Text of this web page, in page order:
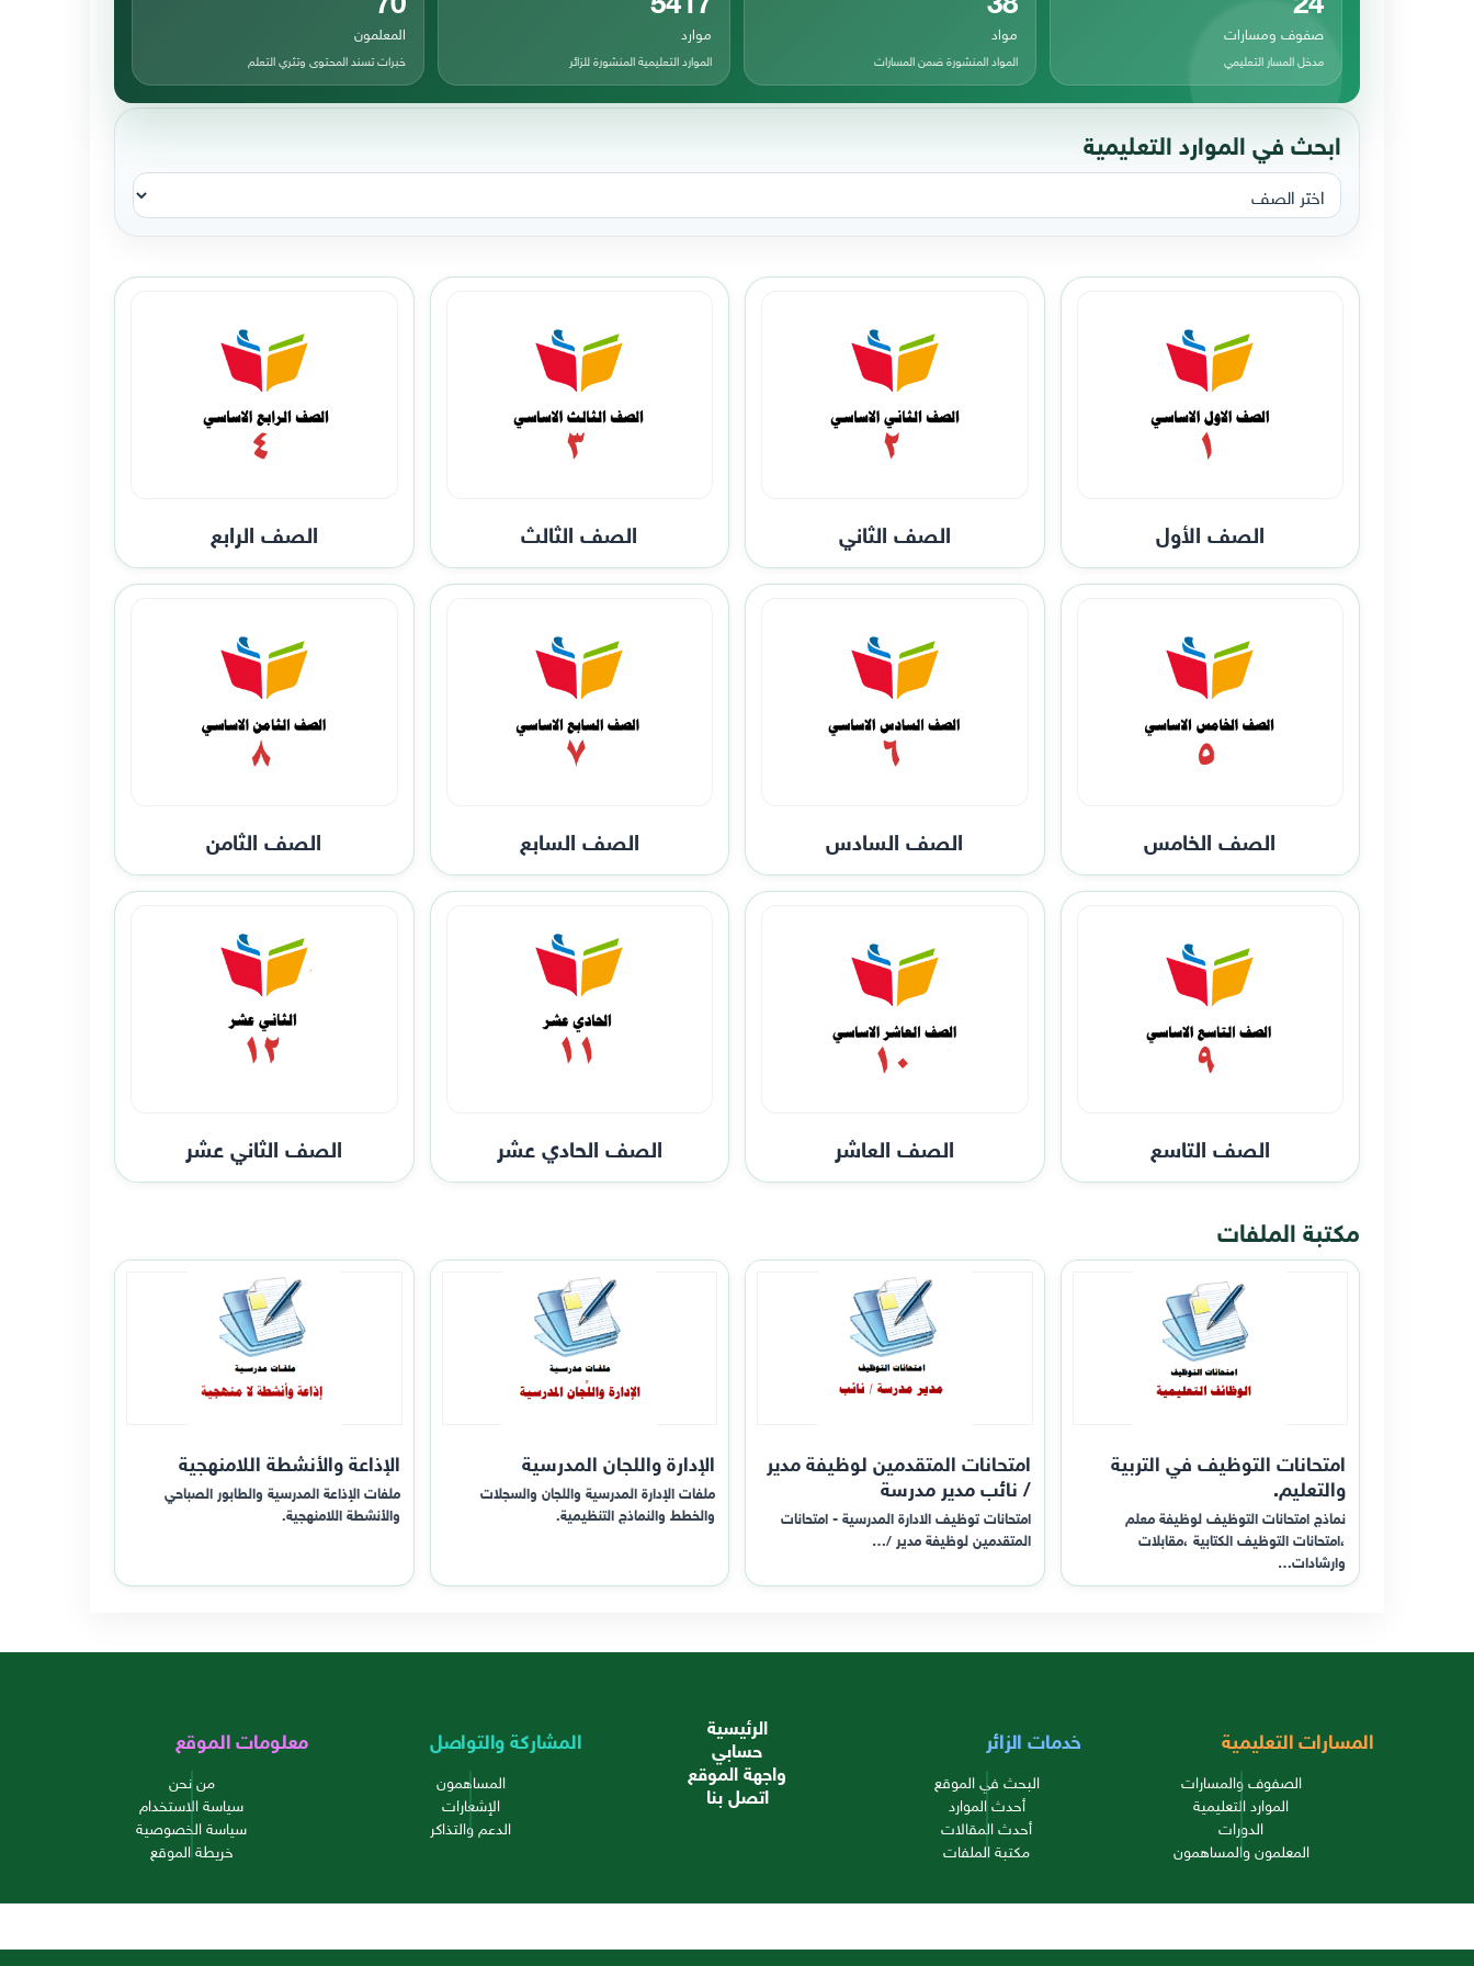
صفوف ومسارات
مدخل المسار التعليمي
مواد
المواد المنشورة ضمن المسارات
موارد
الموارد التعليمية المنشورة للزائر
المعلمون
خبرات تسند المحتوى وتثري التعلم
ابحث في الموارد التعليمية
الصف الأول الصف الثاني الصف الثالث الصف الرابع
الصف الخامس الصف السادس الصف السابع الصف الثامن
الصف التاسع الصف العاشر الصف الحادي عشر الصف الثاني عشر
مكتبة الملفات
امتحانات التوظيف في التربية
والتعليم.
نماذج امتحانات التوظيف لوظيفة معلم
،امتحانات التوظيف الكتابية ،مقابلات
وارشادات…
امتحانات المتقدمين لوظيفة مدير
/ نائب مدير مدرسة
امتحانات توظيف الادارة المدرسية - امتحانات
المتقدمين لوظيفة مدير /…
الإدارة واللجان المدرسية
ملفات الإدارة المدرسية واللجان والسجلات
والخطط والنماذج التنظيمية.
الإذاعة والأنشطة اللامنهجية
ملفات الإذاعة المدرسية والطابور الصباحي
والأنشطة اللامنهجية.
المسارات التعليمية
الصفوف والمسارات
الموارد التعليمية
الدورات
المعلمون والمساهمون
خدمات الزائر
البحث في الموقع
أحدث الموارد
أحدث المقالات
مكتبة الملفات
الرئيسية
حسابي
واجهة الموقع
اتصل بنا
المشاركة والتواصل
المساهمون
الإشعارات
الدعم والتذاكر
معلومات الموقع
من نحن
سياسة الاستخدام
سياسة الخصوصية
خريطة الموقع